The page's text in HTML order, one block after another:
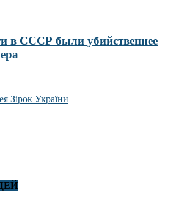
в СССР были убийственнее
Зірок України